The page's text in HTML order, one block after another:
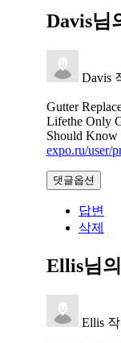
Davis님
Davis
Gutter
Lifethe Only
Should Know
expo.ru/user/
댓글옵션
답변
삭제
Ellis님
Ellis